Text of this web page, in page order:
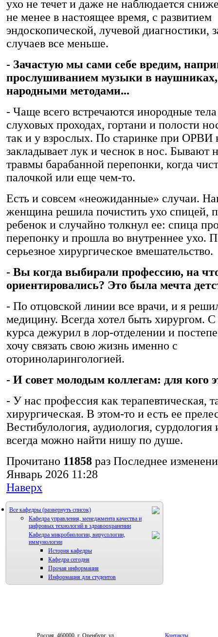
ухо не течет и даже не наблюдается
не менее в настоящее время, с развитием
эндоскопической, лучевой диагностики,
случаев все меньше.
- Зачастую мы сами себе вредим,
прослушиванием музыки в
народными методами...
- Чаще всего встречаются инородные
слуховых проходах, гортани и полости
так и у взрослых. По старинке при ОРВИ
закладывает лук и чеснок в нос. Бывают
травмы барабанной перепонки, когда
палочкой или еще чем-то.
Есть и совсем «неожиданные» случаи.
женщина решила почистить ухо спицей,
ребенок и случайно толкнул ее: спица
перепонку и прошла во внутреннее ухо.
серьезное хирургическое вмешательство.
- Вы когда выбирали профессию, на
ориентировались? Это была мечта
- По отцовской линии все врачи, и я
медицину. Всегда хотел быть хирургом. С
курса дежурил в лор-отделении и
хочу связать свою жизнь именно с
оториноларингологией.
- И совет молодым коллегам: для кого
- У нас профессия как терапевтическая,
хирургическая. В этом-то и есть ее
Вестибулология, аудиология, сурдология
всегда можно найти нишу по душе.
Прочитано 11858 раз Последнее
Январь 2026 11:28
Наверх
Все кафедры
Кафедра управления, менеджмента качества и
цифровых технологий в здравоохранении
Кафедра микробиологии, вирусологии,
иммунологии
История кафедры
Кафедра сегодня
Прочая информация
Информация для студентов
Россия, 460000, г. Оренбург, ул.
Контакты